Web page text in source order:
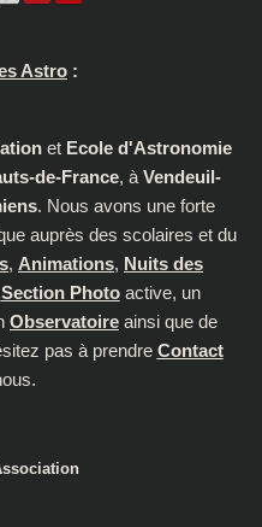
Astro :
et Ecole d'Astronomie
de-France, à Vendeuil-
. Nous avons une forte
auprès des scolaires et du
, Animations, Nuits des
Section Photoactive, un
Observatoire ainsi que de
pas à prendre Contact